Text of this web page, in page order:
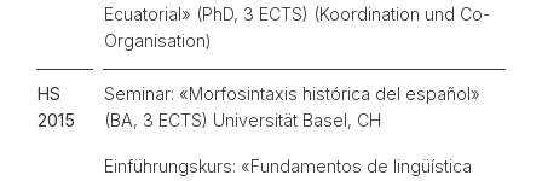
Ecuatorial» (PhD, 3 ECTS) (Koordination und Co-
Organisation)
HS
2015
Seminar: «Morfosintaxis histórica del español»
(BA, 3 ECTS) Universität Basel, CH
Einführungskurs: «Fundamentos de lingüística